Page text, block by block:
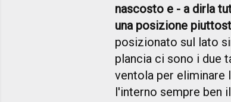
nascosto e - a dirla
una posizione
posizionato sul lato
plancia ci sono i due
ventola per eliminare
l'interno sempre ben